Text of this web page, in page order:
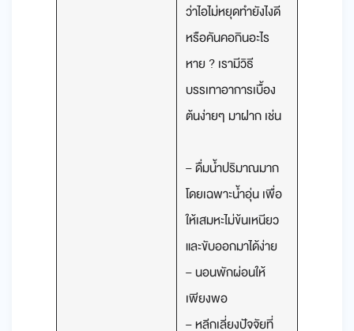
ว่าไอไม่หยุดทำยังไงดี
หรือคันคอกินอะไร
หาย ? เรามีวิธี
บรรเทาอาการเบื้อง
ต้นง่ายๆ มาฝาก เช่น
– ดื่มน้ำปริมาณมาก
โดยเฉพาะน้ำอุ่น เพื่อ
ให้เสมหะไม่ข้นเหนียว
และขับออกมาได้ง่าย
– นอนพักผ่อนให้
เพียงพอ
– หลีกเลี่ยงปัจจัยที่